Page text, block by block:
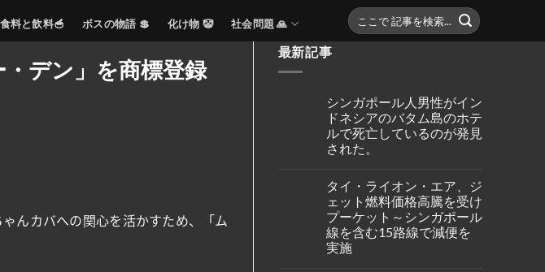
食料と飲料🥣 ボスの物語 💲 化け物 🤡 社会問題 🙏
デン」を商標登録
んカバへの関心を活かすため、「ム
最新記事
シンガポール人男性がイン
ドネシアのバタム島のホテ
ルで死亡しているのが発見
された。
on
シ
ン
ガ
ポ
ー
ル
タイ・ライオン・エア、ジ
ェット燃料価格高騰を受け
プーケット～シンガポール
線を含む15路線で減便を
実施